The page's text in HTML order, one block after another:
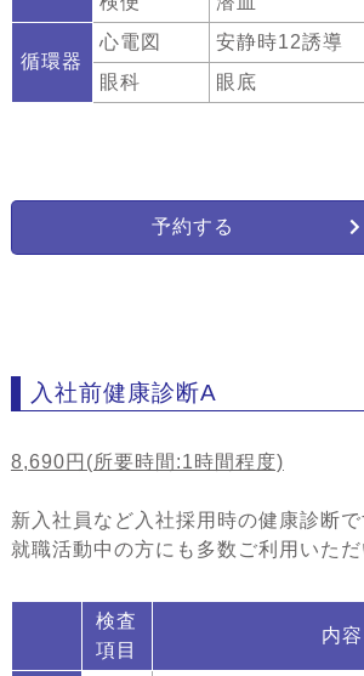
循環器
心電図
安静時12誘導
眼科
眼底
予約する
入社前健康診断A
8,690円(所要時間:1時間程度)
新入社員など入社採用時の健康診断で
就職活動中の方にも多数ご利用いただ
検査
項目
内容